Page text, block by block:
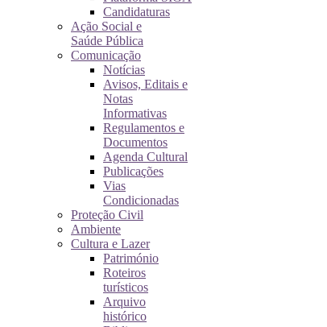
Candidaturas
Ação Social e
Saúde Pública
Comunicação
Notícias
Avisos, Editais e
Notas
Informativas
Regulamentos e
Documentos
Agenda Cultural
Publicações
Vias
Condicionadas
Proteção Civil
Ambiente
Cultura e Lazer
Património
Roteiros
turísticos
Arquivo
histórico